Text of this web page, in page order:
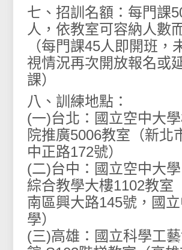
七、招訓名額：每門課
人，依教室可容納人數
（每門課45人即開班，
視情況再次開放報名或
課）
八、訓練地點：
(一)台北：國立空中大
院推廣5006教室（新北
中正路172號）
(二)台中：國立空中大
綜合教學大樓1102教室
南區興大路145號，國
學）
(三)高雄：國立科學工